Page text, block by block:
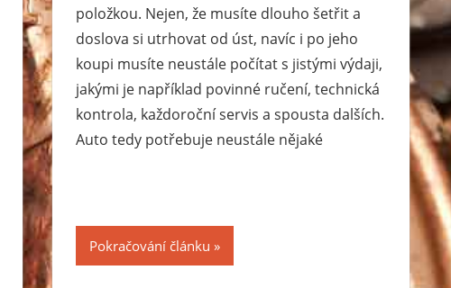
položkou. Nejen, že musíte dlouho šetřit a
doslova si utrhovat od úst, navíc i po jeho
koupi musíte neustále počítat s jistými výdaji,
jakými je například povinné ručení, technická
kontrola, každoroční servis a spousta dalších.
Auto tedy potřebuje neustále nějaké
Pokračování článku